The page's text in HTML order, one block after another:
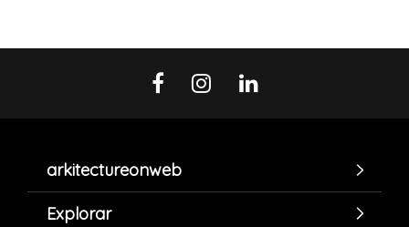
arkitectureonweb
Explorar